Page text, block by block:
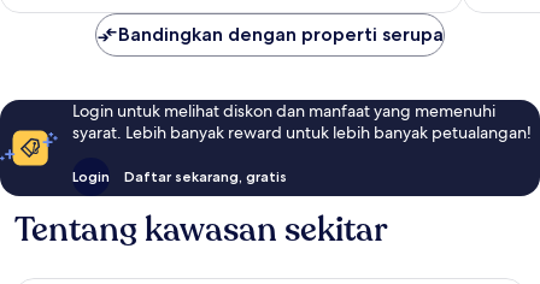
Bandingkan dengan properti serupa
Login untuk melihat diskon dan manfaat yang memenuhi
syarat. Lebih banyak reward untuk lebih banyak petualangan!
Login Daftar sekarang, gratis
Tentang kawasan sekitar